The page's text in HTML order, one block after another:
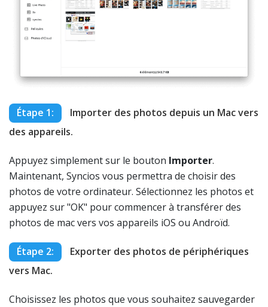
Étape 1:
Importer des photos depuis un Mac vers
des appareils.
Appuyez simplement sur le bouton Importer.
Maintenant, Syncios vous permettra de choisir des
photos de votre ordinateur. Sélectionnez les photos et
appuyez sur "OK" pour commencer à transférer des
photos de mac vers vos appareils iOS ou Androïd.
Étape 2:
Exporter des photos de périphériques
vers Mac.
Choisissez les photos que vous souhaitez sauvegarder